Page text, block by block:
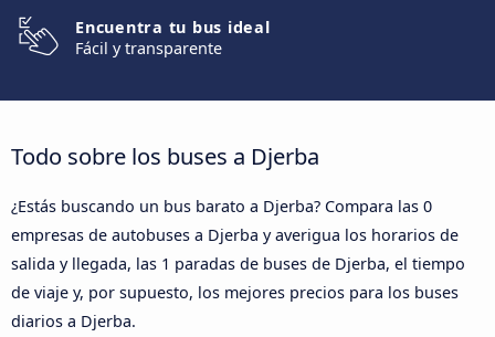
Encuentra tu bus ideal
Fácil y transparente
Todo sobre los buses a Djerba
¿Estás buscando un bus barato a Djerba? Compara las 0
empresas de autobuses a Djerba y averigua los horarios de
salida y llegada, las 1 paradas de buses de Djerba, el tiempo
de viaje y, por supuesto, los mejores precios para los buses
diarios a Djerba.